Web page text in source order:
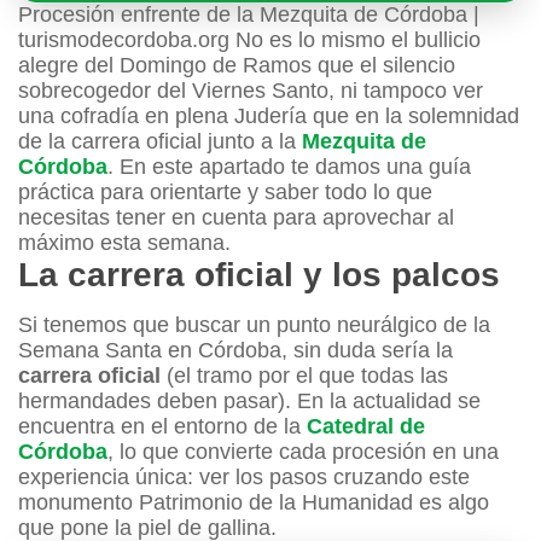
Procesión enfrente de la Mezquita de Córdoba |
turismodecordoba.org No es lo mismo el bullicio
alegre del Domingo de Ramos que el silencio
sobrecogedor del Viernes Santo, ni tampoco ver
una cofradía en plena Judería que en la solemnidad
de la carrera oficial junto a la Mezquita de
Córdoba. En este apartado te damos una guía
práctica para orientarte y saber todo lo que
necesitas tener en cuenta para aprovechar al
máximo esta semana.
La carrera oficial y los palcos
Si tenemos que buscar un punto neurálgico de la
Semana Santa en Córdoba, sin duda sería la
carrera oficial (el tramo por el que todas las
hermandades deben pasar). En la actualidad se
encuentra en el entorno de la Catedral de
Córdoba, lo que convierte cada procesión en una
experiencia única: ver los pasos cruzando este
monumento Patrimonio de la Humanidad es algo
que pone la piel de gallina.